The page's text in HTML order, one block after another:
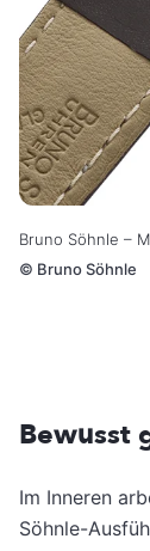
Bruno Söhnle –
© Bruno Söhnle
Bewusst
Im Inneren
Söhnle-